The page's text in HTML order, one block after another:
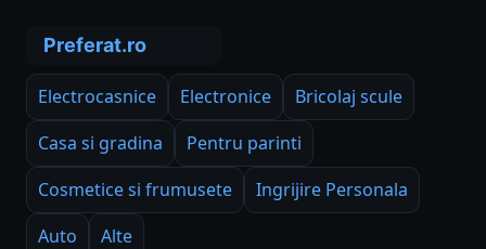
Electrocasnice Electronice
Bricolaj scule
Casa si gradina
Pentru parinti
Cosmetice si frumusete
Ingrijire Personala
Auto
Alte